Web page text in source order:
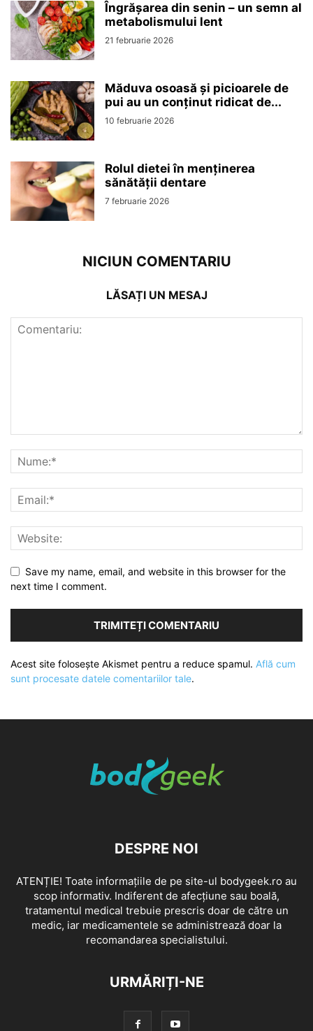
Îngrășarea din senin – un semn al
metabolismului lent
21 februarie 2026
Măduva osoasă și picioarele de
pui au un conținut ridicat de...
10 februarie 2026
Rolul dietei în menținerea
sănătății dentare
7 februarie 2026
NICIUN COMENTARIU
LĂSAȚI UN MESAJ
Save my name, email, and website in this browser for the
next time I comment.
Acest site folosește Akismet pentru a reduce spamul. Află cum
sunt procesate datele comentariilor tale.
DESPRE NOI
ATENȚIE! Toate informațiile de pe site-ul bodygeek.ro au
scop informativ. Indiferent de afecțiune sau boală,
tratamentul medical trebuie prescris doar de către un
medic, iar medicamentele se administrează doar la
recomandarea specialistului.
URMĂRIȚI-NE